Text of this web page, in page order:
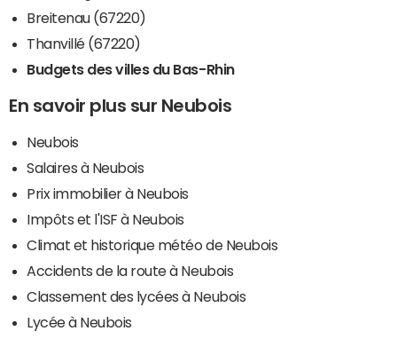
Breitenau (67220)
Thanvillé (67220)
Budgets des villes du Bas-Rhin
En savoir plus sur Neubois
Neubois
Salaires à Neubois
Prix immobilier à Neubois
Impôts et l'ISF à Neubois
Climat et historique météo de Neubois
Accidents de la route à Neubois
Classement des lycées à Neubois
Lycée à Neubois